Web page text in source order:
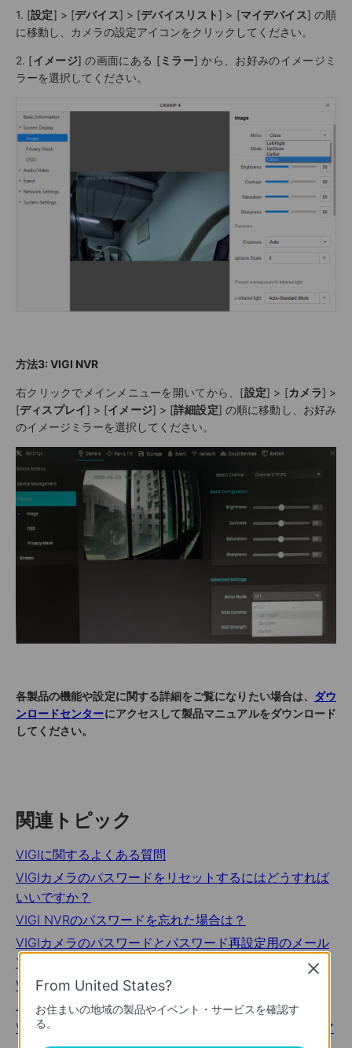
1. [設定] > [デバイス] > [デバイスリスト] > [マイデバイス] の順
に移動し、カメラの設定アイコンをクリックしてください。
2. [イメージ] の画面にある [ミラー] から、お好みのイメージミ
ラーを選択してください。
方法3: VIGI NVR
右クリックでメインメニューを開いてから、[設定] > [カメラ] >
[ディスプレイ] > [イメージ] > [詳細設定] の順に移動し、お好み
のイメージミラーを選択してください。
各製品の機能や設定に関する詳細をご覧になりたい場合は、 ダウ
ンロードセンターにアクセスして製品マニュアルをダウンロード
してください。
関連トピック
VIGIに関するよくある質問
VIGIカメラのパスワードをリセットするにはどうすれば
いいですか？
VIGI NVRのパスワードを忘れた場合は？
VIGIカメラのパスワードとパスワード再設定用のメール
アドレスを変更するにはどうすればいいですか？
VIGIカメラのファームウェアをアップグレードするには
どうすればいいですか？
VIGI NVRのパスワードとパスワード再設定用のメールア
From United States?
お住まいの地域の製品やイベント・サービスを確認す
る。
Close